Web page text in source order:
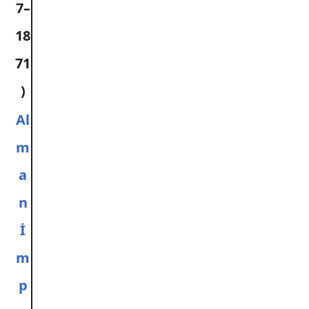
7–
18
71
)
Al
m
a
n
İ
m
p